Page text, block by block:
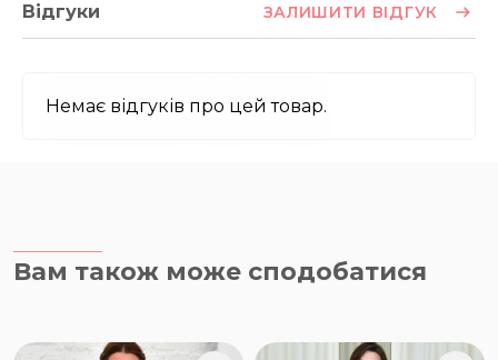
Відгуки ЗАЛИШИТИ ВІДГУК
Немає відгуків про цей товар.
Вам також може сподобатися